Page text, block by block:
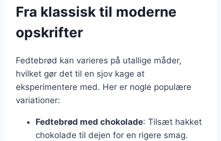
Fra klassisk til moderne
opskrifter
Fedtebrød kan varieres på utallige måder,
hvilket gør det til en sjov kage at
eksperimentere med. Her er nogle populære
variationer:
Fedtebrød med chokolade: Tilsæt hakket
chokolade til dejen for en rigere smag.